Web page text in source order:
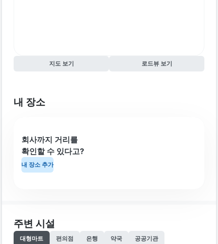
지도 보기 로드뷰 보기
내 장소
회사까지 거리를
확인할 수 있다고?
내 장소 추가
주변 시설
대형마트 편의점 은행 약국 공공기관